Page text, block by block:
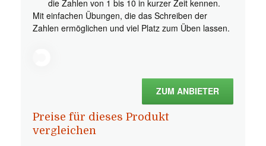
die Zahlen von 1 bis 10 in kurzer Zeit kennen.
Mit einfachen Übungen, die das Schreiben der
Zahlen ermöglichen und viel Platz zum Üben lassen.
ZUM ANBIETER
Preise für dieses Produkt
vergleichen